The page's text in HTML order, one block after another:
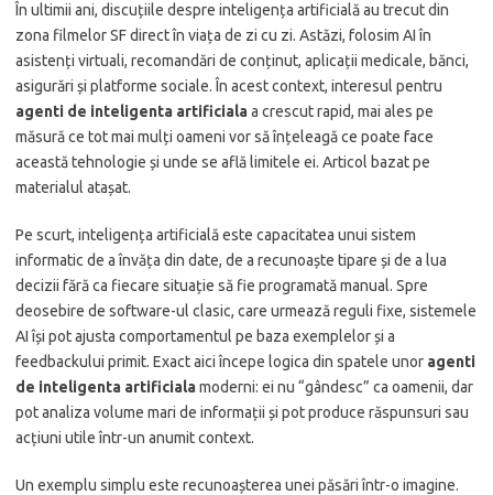
În ultimii ani, discuțiile despre inteligența artificială au trecut din
zona filmelor SF direct în viața de zi cu zi. Astăzi, folosim AI în
asistenți virtuali, recomandări de conținut, aplicații medicale, bănci,
asigurări și platforme sociale. În acest context, interesul pentru
agenti de inteligenta artificialaa crescut rapid, mai ales pe
măsură ce tot mai mulți oameni vor să înțeleagă ce poate face
această tehnologie și unde se află limitele ei. Articol bazat pe
materialul atașat.
Pe scurt, inteligența artificială este capacitatea unui sistem
informatic de a învăța din date, de a recunoaște tipare și de a lua
decizii fără ca fiecare situație să fie programată manual. Spre
deosebire de software-ul clasic, care urmează reguli fixe, sistemele
AI își pot ajusta comportamentul pe baza exemplelor și a
feedbackului primit. Exact aici începe logica din spatele unor agenti
de inteligenta artificialamoderni: ei nu “gândesc” ca oamenii, dar
pot analiza volume mari de informații și pot produce răspunsuri sau
acțiuni utile într-un anumit context.
Un exemplu simplu este recunoașterea unei păsări într-o imagine.